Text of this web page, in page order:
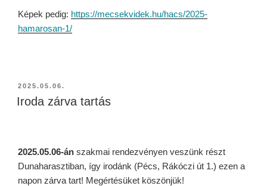
Képek pedig: https://mecsekvidek.hu/hacs/2025-
hamarosan-1/
2025.05.06.
Iroda zárva tartás
2025.05.06-án szakmai rendezvényen veszünk részt
Dunaharasztiban, így irodánk (Pécs, Rákóczi út 1.) ezen a
napon zárva tart! Megértésüket köszönjük!